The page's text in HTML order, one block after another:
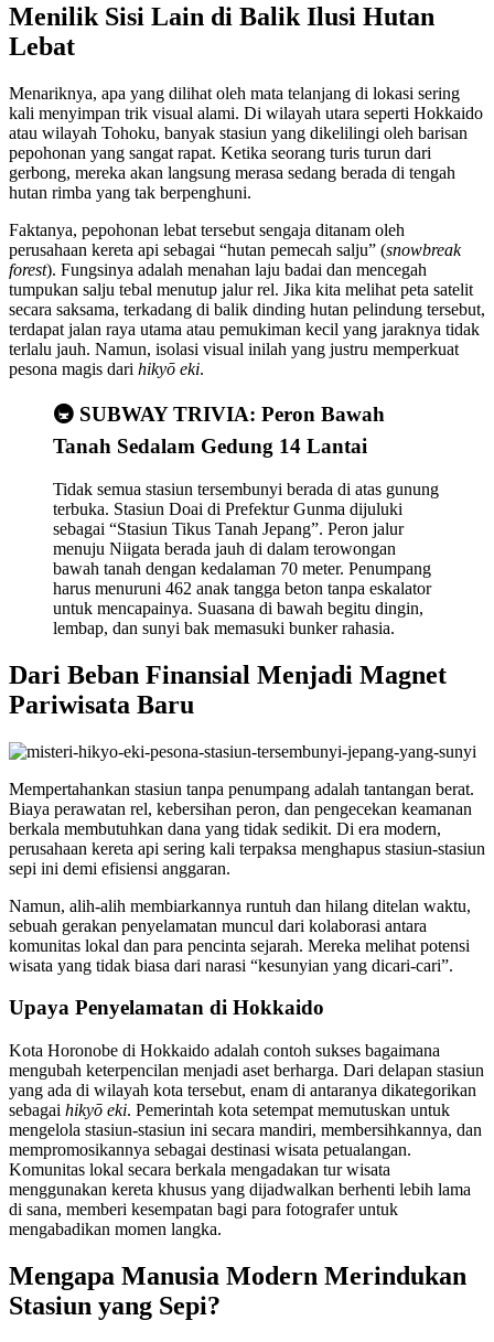
Menilik Sisi Lain di Balik Ilusi Hutan
Lebat
Menariknya, apa yang dilihat oleh mata telanjang di lokasi sering
kali menyimpan trik visual alami. Di wilayah utara seperti Hokkaido
atau wilayah Tohoku, banyak stasiun yang dikelilingi oleh barisan
pepohonan yang sangat rapat. Ketika seorang turis turun dari
gerbong, mereka akan langsung merasa sedang berada di tengah
hutan rimba yang tak berpenghuni.
Faktanya, pepohonan lebat tersebut sengaja ditanam oleh
perusahaan kereta api sebagai “hutan pemecah salju” (snowbreak
forest). Fungsinya adalah menahan laju badai dan mencegah
tumpukan salju tebal menutup jalur rel. Jika kita melihat peta satelit
secara saksama, terkadang di balik dinding hutan pelindung tersebut,
terdapat jalan raya utama atau pemukiman kecil yang jaraknya tidak
terlalu jauh. Namun, isolasi visual inilah yang justru memperkuat
pesona magis dari hikyō eki.
🚇 SUBWAY TRIVIA: Peron Bawah
Tanah Sedalam Gedung 14 Lantai
Tidak semua stasiun tersembunyi berada di atas gunung
terbuka. Stasiun Doai di Prefektur Gunma dijuluki
sebagai “Stasiun Tikus Tanah Jepang”. Peron jalur
menuju Niigata berada jauh di dalam terowongan
bawah tanah dengan kedalaman 70 meter. Penumpang
harus menuruni 462 anak tangga beton tanpa eskalator
untuk mencapainya. Suasana di bawah begitu dingin,
lembap, dan sunyi bak memasuki bunker rahasia.
Dari Beban Finansial Menjadi Magnet
Pariwisata Baru
Mempertahankan stasiun tanpa penumpang adalah tantangan berat.
Biaya perawatan rel, kebersihan peron, dan pengecekan keamanan
berkala membutuhkan dana yang tidak sedikit. Di era modern,
perusahaan kereta api sering kali terpaksa menghapus stasiun-stasiun
sepi ini demi efisiensi anggaran.
Namun, alih-alih membiarkannya runtuh dan hilang ditelan waktu,
sebuah gerakan penyelamatan muncul dari kolaborasi antara
komunitas lokal dan para pencinta sejarah. Mereka melihat potensi
wisata yang tidak biasa dari narasi “kesunyian yang dicari-cari”.
Upaya Penyelamatan di Hokkaido
Kota Horonobe di Hokkaido adalah contoh sukses bagaimana
mengubah keterpencilan menjadi aset berharga. Dari delapan stasiun
yang ada di wilayah kota tersebut, enam di antaranya dikategorikan
sebagai hikyō eki. Pemerintah kota setempat memutuskan untuk
mengelola stasiun-stasiun ini secara mandiri, membersihkannya, dan
mempromosikannya sebagai destinasi wisata petualangan.
Komunitas lokal secara berkala mengadakan tur wisata
menggunakan kereta khusus yang dijadwalkan berhenti lebih lama
di sana, memberi kesempatan bagi para fotografer untuk
mengabadikan momen langka.
Mengapa Manusia Modern Merindukan
Stasiun yang Sepi?